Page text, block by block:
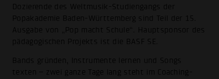
Dozierende des Weltmusik-Studiengangs der
Popakademie Baden-Württemberg sind Teil der 15.
Ausgabe von „Pop macht Schule“. Hauptsponsor des
pädagogischen Projekts ist die BASF SE.
Bands gründen, Instrumente lernen und Songs
texten – zwei ganze Tage lang steht im Coaching-